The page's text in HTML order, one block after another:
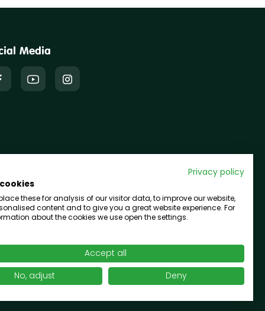
Media
Privacy policy
these for analysis of our visitor data, to improve our website,
content and to give you a great website experience. For
about the cookies we use open the settings.
Accept all
No, adjust
Deny